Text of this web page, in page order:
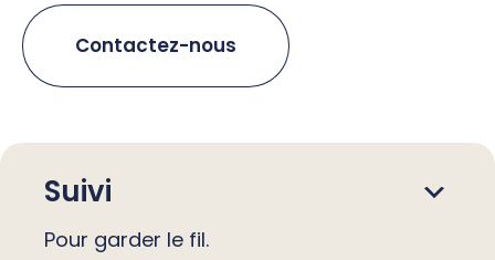
Contactez-nous
Suivi
Pour garder le fil.